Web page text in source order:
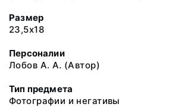
Размер
23,5х18
Персоналии
Лобов А. А. (Автор)
Тип предмета
Фотографии и негативы